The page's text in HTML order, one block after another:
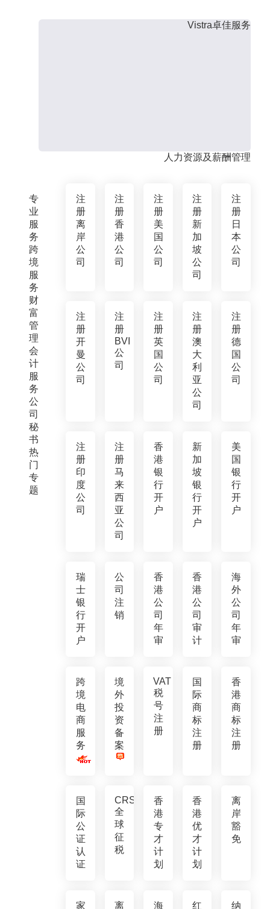
专
业
服
务
跨
境
服
务
财
富
管
理
会
计
服
务
公
司
秘
书
热
门
专
题
Vistra卓佳服务
人力资源及薪酬管理
注
册
离
岸
公
司
注
册
香
港
公
司
注
册
美
国
公
司
注
册
新
加
坡
公
司
注
册
日
本
公
司
注
册
开
曼
公
司
注
册
BVI
公
司
注
册
英
国
公
司
注
册
澳
大
利
亚
公
司
注
册
德
国
公
司
注
册
印
度
公
司
注
册
马
来
西
亚
公
司
香
港
银
行
开
户
新
加
坡
银
行
开
户
美
国
银
行
开
户
瑞
士
银
行
开
户
公
司
注
销
香
港
公
司
年
审
香
港
公
司
审
计
海
外
公
司
年
审
跨
境
电
商
服
务
境
外
投
资
备
案
VAT
税
号
注
册
国
际
商
标
注
册
香
港
商
标
注
册
国
际
公
证
认
证
CRS
全
球
征
税
香
港
专
才
计
划
香
港
优
才
计
划
离
岸
豁
免
家
离
海
红
纳